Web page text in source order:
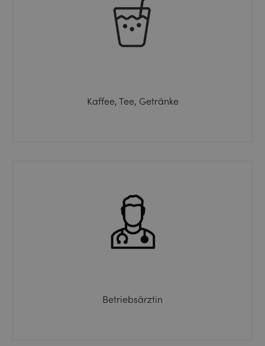
Kaffee, Tee, Getränke
Betriebsärztin